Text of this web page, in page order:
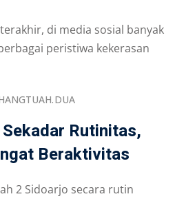
di media sosial banyak
peristiwa kekerasan
Rutinitas,
Beraktivitas
2 Sidoarjo secara rutin